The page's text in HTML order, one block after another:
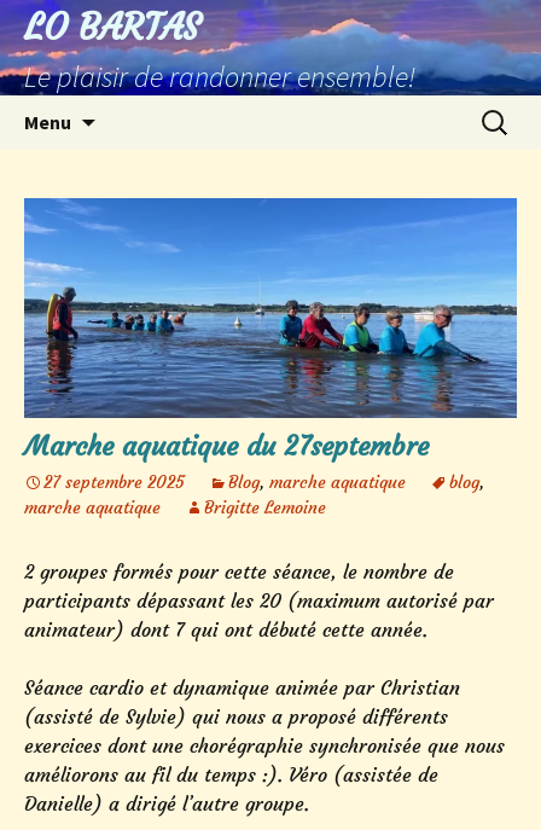
Aller
au
contenu
LO BARTAS
Le plaisir de randonner ensemble!
Menu
Marche aquatique du 27septembre
27 septembre 2025 Blog, marche aquatique blog,
marche aquatique
Brigitte Lemoine
2 groupes formés pour cette séance, le nombre de
participants dépassant les 20 (maximum autorisé par
animateur) dont 7 qui ont débuté cette année.
Séance cardio et dynamique animée par Christian
(assisté de Sylvie) qui nous a proposé différents
exercices dont une chorégraphie synchronisée que nous
améliorons au fil du temps :). Véro (assistée de
Danielle) a dirigé l’autre groupe.